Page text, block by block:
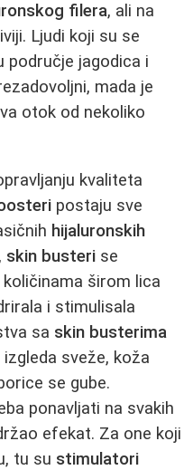
filera, ali na
Ljudi koji su se
područje jagodica i
mada je
otok od nekoliko
kvaliteta
postaju sve
hijaluronskih
skin busteri se
širom lica
i stimulisala
sa skin busterima
sveže, koža
se gube.
ponavljati na svakih
efekat. Za one koji
tu su stimulatori